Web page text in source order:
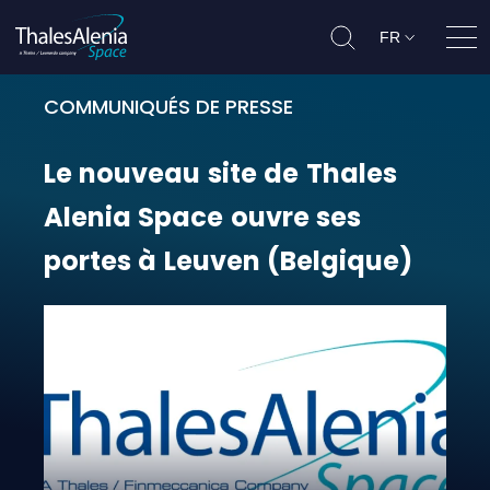
FR
COMMUNIQUÉS DE PRESSE
Le nouveau site de Thales Alenia
Le nouveau site de Thales
Alenia Space ouvreses
portes à Leuven (Belgique)